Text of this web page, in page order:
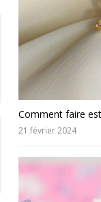
Comment faire
21 février 2024